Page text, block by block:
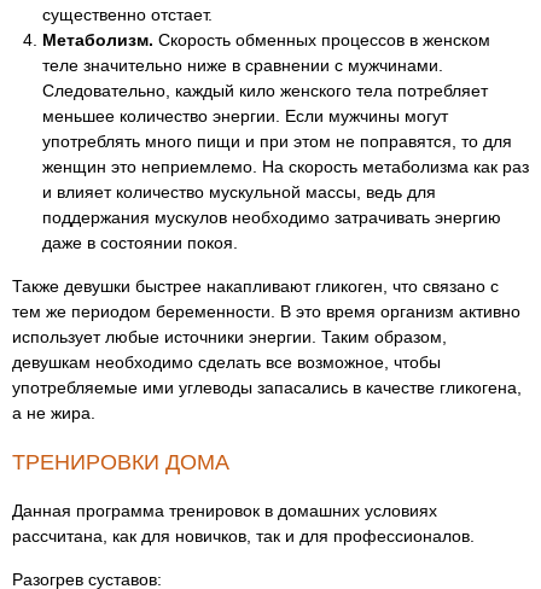
существенно отстает.
Метаболизм. Скорость обменных процессов в женском
теле значительно ниже в сравнении с мужчинами.
Следовательно, каждый кило женского тела потребляет
меньшее количество энергии. Если мужчины могут
употреблять много пищи и при этом не поправятся, то для
женщин это неприемлемо. На скорость метаболизма как раз
и влияет количество мускульной массы, ведь для
поддержания мускулов необходимо затрачивать энергию
даже в состоянии покоя.
Также девушки быстрее накапливают гликоген, что связано с
тем же периодом беременности. В это время организм активно
использует любые источники энергии. Таким образом,
девушкам необходимо сделать все возможное, чтобы
употребляемые ими углеводы запасались в качестве гликогена,
а не жира.
ТРЕНИРОВКИ ДОМА
Данная программа тренировок в домашних условиях
рассчитана, как для новичков, так и для профессионалов.
Разогрев суставов: